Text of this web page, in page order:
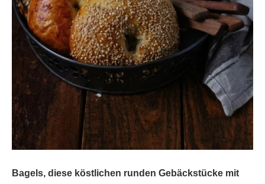
Bagels, diese köstlichen runden Gebäckstücke mit